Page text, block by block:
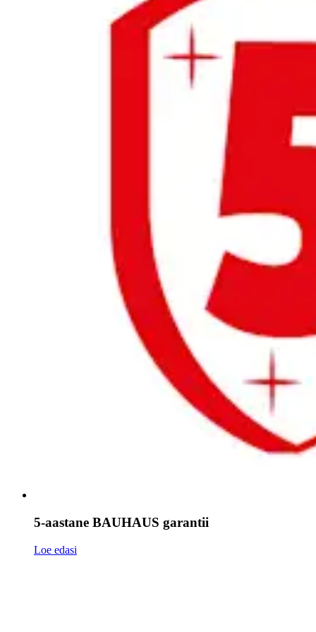
5-aastane BAUHAUS garantii
Loe edasi